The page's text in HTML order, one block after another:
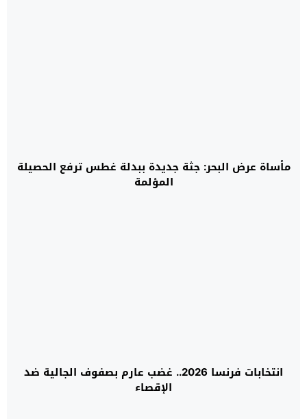
مأساة عرض البحر: جثة جديدة ببدلة غطس ترفع الحصيلة
المؤلمة
انتخابات فرنسا 2026.. غضب عارم بصفوف الجالية ضد
الإقصاء